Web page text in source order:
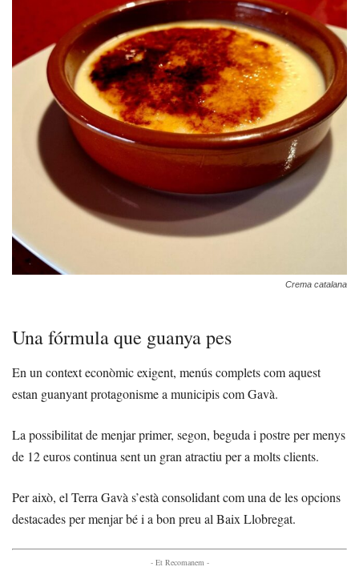
Crema catalana
Una fórmula que guanya pes
En un context econòmic exigent, menús complets com aquest
estan guanyant protagonisme a municipis com Gavà.
La possibilitat de menjar primer, segon, beguda i postre per menys
de 12 euros continua sent un gran atractiu per a molts clients.
Per això, el Terra Gavà s’està consolidant com una de les opcions
destacades per menjar bé i a bon preu al Baix Llobregat.
- Et Recomanem -